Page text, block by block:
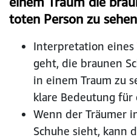
toten Person zu sehen
Interpretation eines
geht, die braunen
in einem Traum zu
klare Bedeutung
Wenn der Träumer
Schuhe sieht, kann